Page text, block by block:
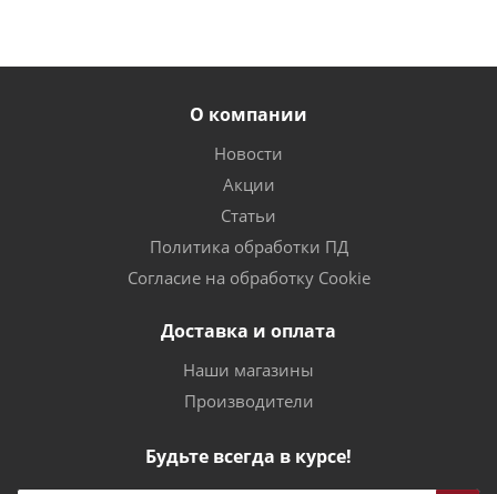
О компании
Новости
Акции
Статьи
Политика обработки ПД
Согласие на обработку Cookie
Доставка и оплата
Наши магазины
Производители
Будьте всегда в курсе!